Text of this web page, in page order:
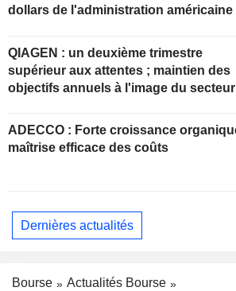
dollars de l'administration américaine
QIAGEN : un deuxième trimestre
supérieur aux attentes ; maintien des
objectifs annuels à l'image du secteur
ADECCO : Forte croissance organique et
maîtrise efficace des coûts
Dernières actualités
Bourse
Actualités Bourse